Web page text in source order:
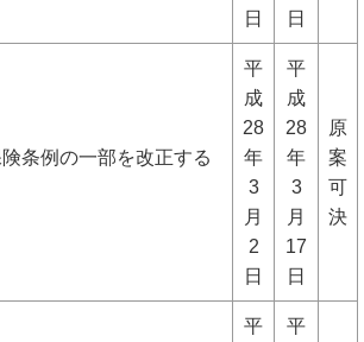
日
日
条例の一部を改正する
平
成
28
年
3
月
2
日
平
成
28
年
3
月
17
日
原
案
可
決
平 平